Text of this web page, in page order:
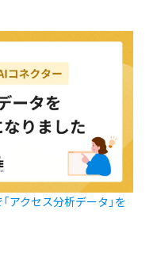
アクセス分析データ」を